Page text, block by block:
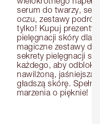
serum do twarzy,
oczu, zestawy
tylko! Kupuj prezenty
pielęgnacji skóry dla
magiczne zestawy dla
sekrety pielęgnacji
każdego, aby
nawilżoną, jaśniejszą i
gładszą skórę.
marzenia o pięknie!